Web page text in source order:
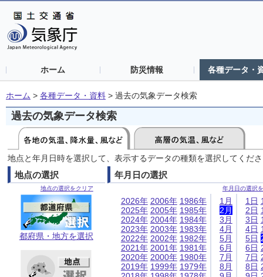
ホーム 防災情報 各種データ・
ホーム > 各種データ・資料 > 過去の気象データ検索
過去の気象データ検索
地点と年月日時を選択して、表示するデータの種類を選択してくだ
地点の選択
地点の選択をクリア
都府県・地方を選択
年月日の選択
年月日の選択
2026年
2025年
2024年
2023年
2022年
2021年
2020年
2019年
2006年
2005年
2004年
2003年
2002年
2001年
2000年
1999年
1986年
1985年
1984年
1983年
1982年
1981年
1980年
1979年
1月
2月
3月
4月
5月
6月
7月
8月
1日
2日
3日
4日
5日
6日
7日
8日